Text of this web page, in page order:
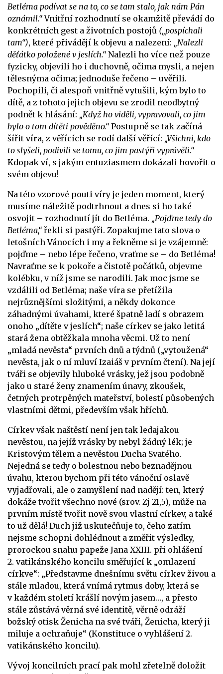
Betléma podívat se na to, co se tam stalo, jak nám Pán
oznámil.“Vnitřní rozhodnutí se okamžitě převádí do
konkrétních gest a životních postojů („pospíchali
tam“), které přivádějí k objevu a nalezení: „Nalezli
děťátko položené v jeslích.“Nalezli ho více než pouze
fyzicky, objevili ho i duchovně, očima mysli, a nejen
tělesnýma očima; jednoduše řečeno – uvěřili.
Pochopili, či alespoň vnitřně vytušili, kým bylo to
dítě, a z tohoto jejich objevu se zrodil neodbytný
podnět k hlásání: „Když ho viděli, vypravovali, co jim
bylo o tom dítěti pověděno.“Postupně se tak začíná
šířit víra, z věřících se rodí další věřící: „Všichni, kdo
to slyšeli, podivili se tomu, co jim pastýři vyprávěli.“
Kdopak ví, s jakým entuziasmem dokázali hovořit o
svém objevu!
Na této vzorové pouti víry je jeden moment, který
musíme náležitě podtrhnout a dnes si ho také
osvojit – rozhodnutí jít do Betléma. „Pojďme tedy do
Betléma,“řekli si pastýři. Zopakujme tato slova o
letošních Vánocích i my a řekněme si je vzájemně:
pojďme – nebo lépe řečeno, vraťme se – do Betléma!
Navraťme se k pokoře a čistotě počátků, objevme
kolébku, v níž jsme se narodili. Jak moc jsme se
vzdálili od Betléma; naše víra se přetížila
nejrůznějšími složitými, a někdy dokonce
záhadnými úvahami, které špatně ladí s obrazem
onoho „dítěte v jeslích“; naše církev se jako letitá
stará žena obtěžkala mnoha věcmi. Už to není
„mladá nevěsta“ prvních dnů a týdnů („vytoužená“
nevěsta, jak o ní mluví Izaiáš v prvním čtení). Na její
tváři se objevily hluboké vrásky, jež jsou podobně
jako u staré ženy znamením únavy, zkoušek,
četných protrpěných mateřství, bolestí působených
vlastními dětmi, především však hříchů.
Církev však naštěstí není jen tak ledajakou
nevěstou, na jejíž vrásky by nebyl žádný lék; je
Kristovým tělem a nevěstou Ducha Svatého.
Nejedná se tedy o bolestnou nebo beznadějnou
úvahu, kterou bychom při této vánoční oslavě
vyjadřovali, ale o zamyšlení nad nadějí: ten, který
dokáže tvořit všechno nové (srov. Zj 21,5), může na
prvním místě tvořit nově svou vlastní církev, a také
to už dělá! Duch již uskutečňuje to, čeho zatím
nejsme schopni dohlédnout a změřit výsledky,
prorockou snahu papeže Jana XXIII. při ohlášení
2. vatikánského koncilu směřující k „omlazení
církve“: „Představme dnešnímu světu církev živou a
stále mladou, která vnímá rytmus doby, která se
v každém století krášlí novým jasem…, a přesto
stále zůstává věrná své identitě, věrně odráží
božský otisk Ženicha na své tváři, Ženicha, který ji
miluje a ochraňuje“ (Konstituce o vyhlášení 2.
vatikánského koncilu).
Vývoj koncilních prací pak mohl zřetelně doložit